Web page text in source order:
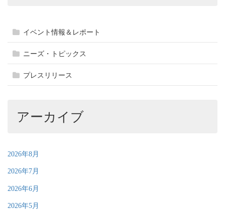
イベント情報＆レポート
ニーズ・トピックス
プレスリリース
アーカイブ
2026年8月
2026年7月
2026年6月
2026年5月